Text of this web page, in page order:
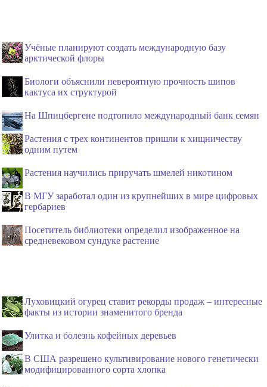
Учёные планируют создать международную базу
арктической флоры
Биологи объяснили невероятную прочность шипов
кактуса их структурой
На Шпицбергене подтопило международный банк семян
Растения с трех континентов пришли к хищничеству
одним путем
Растения научились приручать шмелей никотином
В МГУ заработал один из крупнейших в мире цифровых
гербариев
Посетитель библиотеки определил изображенное на
средневековом сундуке растение
Луховицкий огурец ставит рекорды продаж – интересные
факты из истории знаменитого бренда
Улитка и болезнь кофейных деревьев
В США разрешено культивирование нового генетически
модифицированного сорта хлопка